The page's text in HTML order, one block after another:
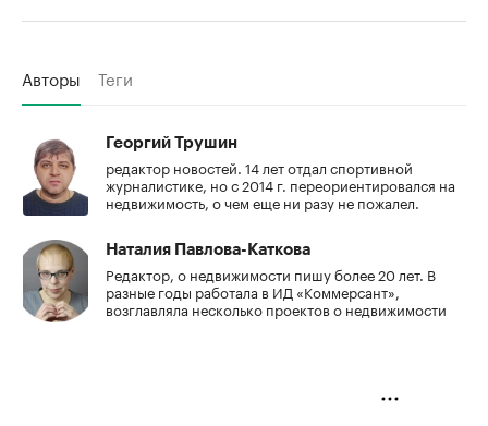
Авторы Теги
Георгий Трушин
редактор новостей. 14 лет отдал спортивной
журналистике, но с 2014 г. переориентировался на
недвижимость, о чем еще ни разу не пожалел.
Наталия Павлова-Каткова
Редактор, о недвижимости пишу более 20 лет. В
разные годы работала в ИД «Коммерсант»,
возглавляла несколько проектов о недвижимости